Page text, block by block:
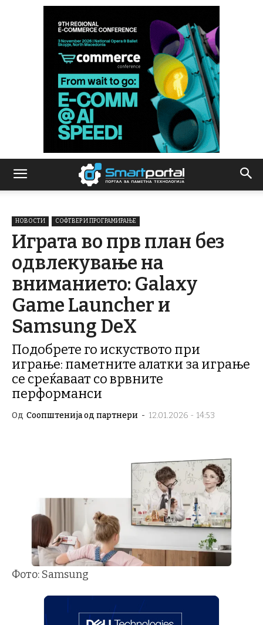
НОВОСТИ СОФТВЕР И ПРОГРАМИРАЊЕ
Играта во прв план без
одвлекување на
вниманието: Galaxy
Game Launcher и
Samsung DeX
Подобрете го искуството при
играње: паметните алатки за играње
се среќаваат со врвните
перформанси
Од Соопштенија од партнери - 12.01.2026 - 14:53
Фото: Samsung